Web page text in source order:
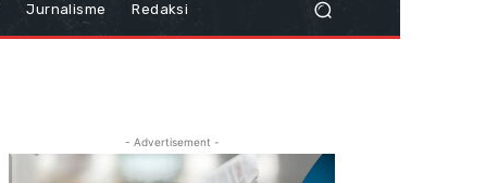
Jurnalisme Redaksi
- Advertisement -